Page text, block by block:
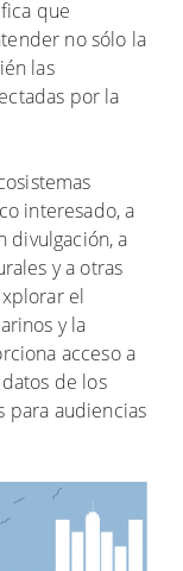
que
no sólo la
las
por la
interesado, a
divulgación, a
y a otras
el
y la
acceso a
de los
para audiencias